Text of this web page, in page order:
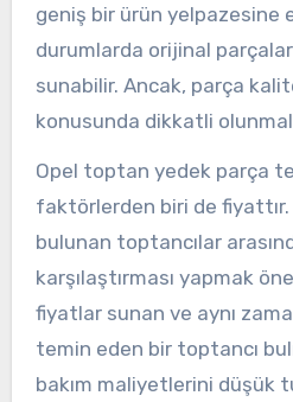
geniş bir ürün yelpazesine
durumlarda orijinal
sunabilir. Ancak, parça
konusunda dikkatli
Opel toptan yedek parça
faktörlerden biri de
bulunan toptancılar
karşılaştırması yapmak
fiyatlar sunan ve aynı
temin eden bir toptancı
bakım maliyetlerini düşük